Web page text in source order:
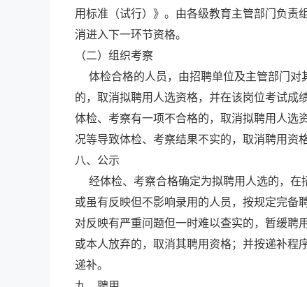
用标准（试行）》。由各级教育主管部门负责
消进入下一环节资格。
（二）组织考察
体检合格的人员，由招聘单位及主管部门对
的，取消拟聘用人选资格，并在该岗位考试成
体检、考察有一项不合格的，取消拟聘用人选
况等导致体检、考察结果不实的，取消聘用资格
八、公示
经体检、考察合格确定为拟聘用人选的，在
或虽有反映但不影响录用的人员，按规定完备
对反映有严重问题但一时难以查实的，暂缓聘
或本人放弃的，取消其聘用资格；并按递补程
递补。